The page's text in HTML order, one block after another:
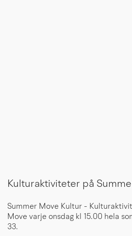
Kulturaktiviteter på
Summer Move Kultur -
Move varje onsdag kl 15.00 hela
33.